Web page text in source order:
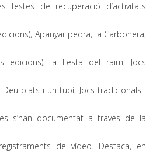
festes de recuperació d’activitats
Apanyar pedra, la Carbonera,
edicions), la Festa del raïm, Jocs
plats i un tupí, Jocs tradicionals i
s’han documentat a través de la
de vídeo. Destaca, en